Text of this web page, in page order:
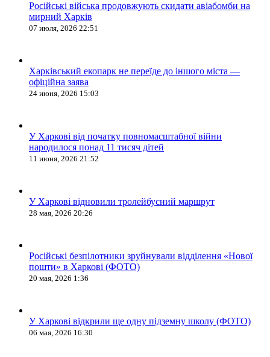
Російські війська продовжують скидати авіабомби на
мирний Харків
07 июля, 2026 22:51
Харківський екопарк не переїде до іншого міста —
офіційна заява
24 июня, 2026 15:03
У Харкові від початку повномасштабної війни
народилося понад 11 тисяч дітей
11 июня, 2026 21:52
У Харкові відновили тролейбусний маршрут
28 мая, 2026 20:26
Російські безпілотники зруйнували відділення «Нової
пошти» в Харкові (ФОТО)
20 мая, 2026 1:36
У Харкові відкрили ще одну підземну школу (ФОТО)
06 мая, 2026 16:30